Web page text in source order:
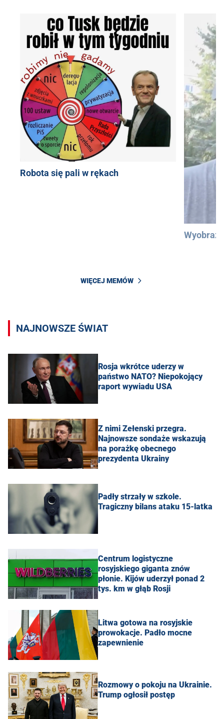
Robota się pali w rękach
WIĘCEJ MEMÓW
NAJNOWSZE ŚWIAT
Rosja wkrótce uderzy w
państwo NATO? Niepokojący
raport wywiadu USA
Z nimi Zełenski przegra.
Najnowsze sondaże wskazują
na porażkę obecnego
prezydenta Ukrainy
Padły strzały w szkole.
Tragiczny bilans ataku 15-latka
Centrum logistyczne
rosyjskiego giganta znów
płonie. Kijów uderzył ponad 2
tys. km w głąb Rosji
Litwa gotowa na rosyjskie
prowokacje. Padło mocne
zapewnienie
Rozmowy o pokoju na Ukrainie.
Trump ogłosił postęp